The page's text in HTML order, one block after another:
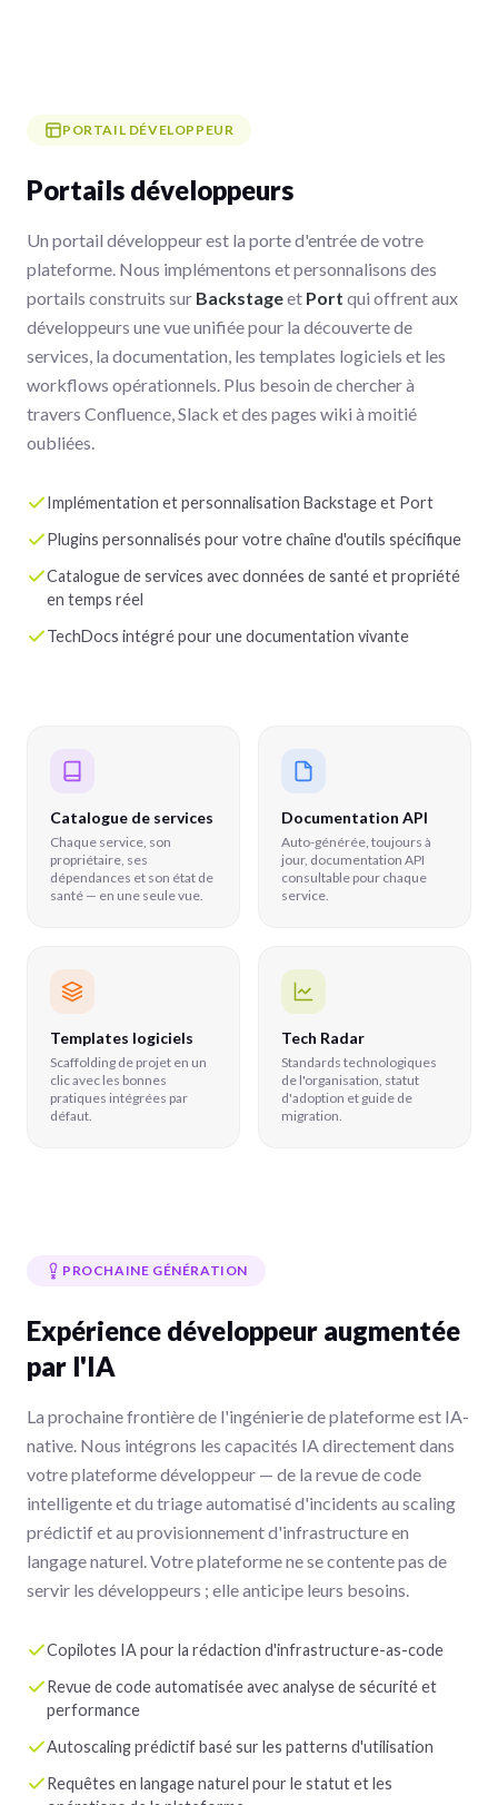
PORTAIL DÉVELOPPEUR
Portails développeurs
Un portail développeur est la porte d'entrée de votre
plateforme. Nous implémentons et personnalisons des
portails construits sur Backstageet Port qui offrent aux
développeurs une vue unifiée pour la découverte de
services, la documentation, les templates logiciels et les
workflows opérationnels. Plus besoin de chercher à
travers Confluence, Slack et des pages wiki à moitié
oubliées.
Implémentation et personnalisation Backstage et Port
Plugins personnalisés pour votre chaîne d'outils spécifique
Catalogue de services avec données de santé et propriété
en temps réel
TechDocs intégré pour une documentation vivante
Catalogue de services
Chaque service, son
propriétaire, ses
dépendances et son état de
santé — en une seule vue.
Documentation API
Auto-générée, toujours à
jour, documentation API
consultable pour chaque
service.
Templates logiciels
Scaffolding de projet en un
clic avec les bonnes
pratiques intégrées par
défaut.
Tech Radar
Standards technologiques
de l'organisation, statut
d'adoption et guide de
migration.
PROCHAINE GÉNÉRATION
Expérience développeur augmentée
par l'IA
La prochaine frontière de l'ingénierie de plateforme est IA-
native. Nous intégrons les capacités IA directement dans
votre plateforme développeur — de la revue de code
intelligente et du triage automatisé d'incidents au scaling
prédictif et au provisionnement d'infrastructure en
langage naturel. Votre plateforme ne se contente pas de
servir les développeurs ; elle anticipe leurs besoins.
Copilotes IA pour la rédaction d'infrastructure-as-code
Revue de code automatisée avec analyse de sécurité et
performance
Autoscaling prédictif basé sur les patterns d'utilisation
Requêtes en langage naturel pour le statut et les